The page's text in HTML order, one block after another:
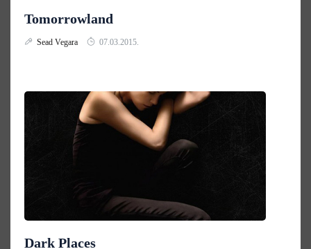
Tomorrowland
Sead Vegara 07.03.2015.
Dark Places